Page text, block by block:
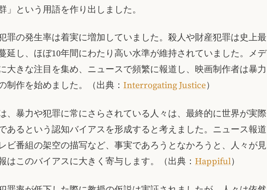
」という用語を作り出しました。
罪の発生率は着実に増加していました。殺人や財産犯罪は史上最
延し、ほぼ10年間にわたり高い水準が維持されていました。メデ
大きな注目を集め、ニュースで頻繁に報道し、映画制作者は暴力
制作を始めました。（出典： Interrogating Justice）
、暴力や犯罪に常にさらされている人々は、最終的に世界が実際
あるという認知バイアスを形成すると考えました。ニュース報道
ビ番組の架空の描写など、事実であろうとなかろうと、人々が見
はこのバイアスに大きく寄与します。（出典： Happiful）